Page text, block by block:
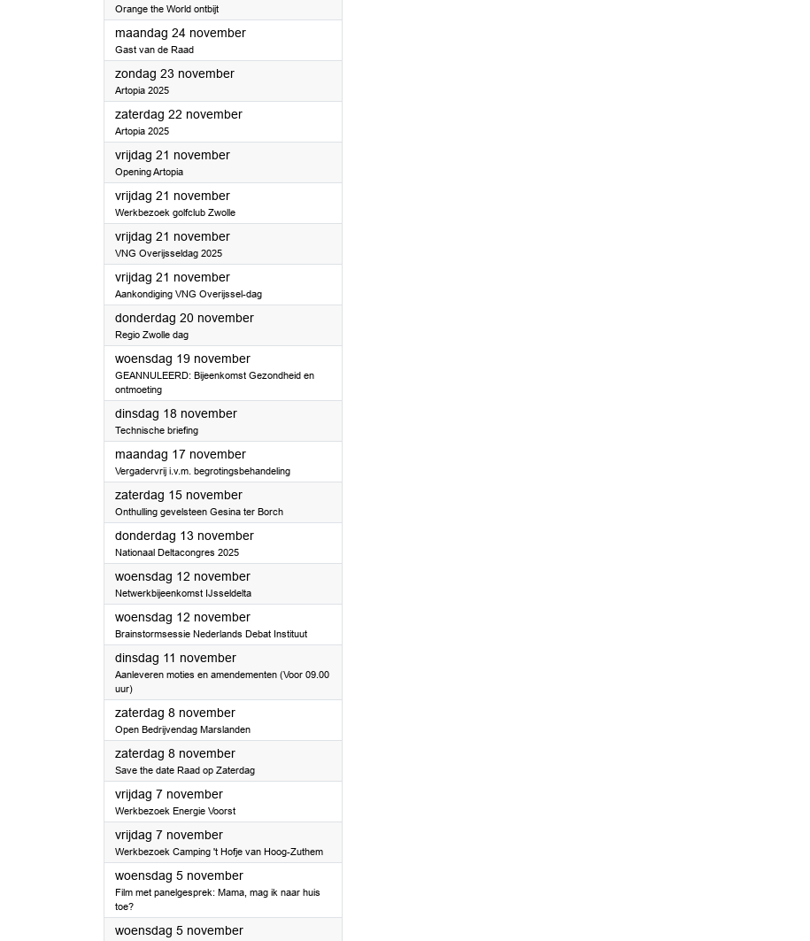
Orange the World ontbijt
maandag 24 november2025
Gast van de Raad
zondag 23 november2025
Artopia 2025
zaterdag 22 november2025
Artopia 2025
vrijdag 21 november2025
Opening Artopia
vrijdag 21 november2025
Werkbezoek golfclub Zwolle
vrijdag 21 november2025
VNG Overijsseldag 2025
vrijdag 21 november2025
Aankondiging VNG Overijssel-dag
donderdag 20 november2025
Regio Zwolle dag
woensdag 19 november2025
GEANNULEERD: Bijeenkomst Gezondheid en
ontmoeting
dinsdag 18 november2025
Technische briefing
maandag 17 november2025
Vergadervrij i.v.m. begrotingsbehandeling
zaterdag 15 november2025
Onthulling gevelsteen Gesina ter Borch
donderdag 13 november2025
Nationaal Deltacongres 2025
woensdag 12 november2025
Netwerkbijeenkomst IJsseldelta
woensdag 12 november2025
Brainstormsessie Nederlands Debat Instituut
dinsdag 11 november2025
Aanleveren moties en amendementen (Voor 09.00
uur)
zaterdag 8 november2025
Open Bedrijvendag Marslanden
zaterdag 8 november2025
Save the date Raad op Zaterdag
vrijdag 7 november2025
Werkbezoek Energie Voorst
vrijdag 7 november2025
Werkbezoek Camping 't Hofje van Hoog-Zuthem
woensdag 5 november2025
Film met panelgesprek: Mama, mag ik naar huis
toe?
woensdag 5 november2025